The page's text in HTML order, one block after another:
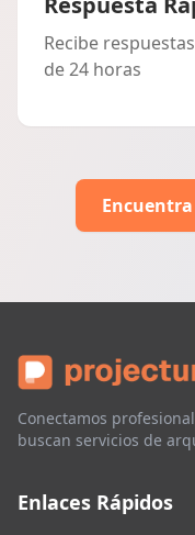
Recibe
de 24 horas
Conectamos
buscan servicios de
Enlaces Rápidos